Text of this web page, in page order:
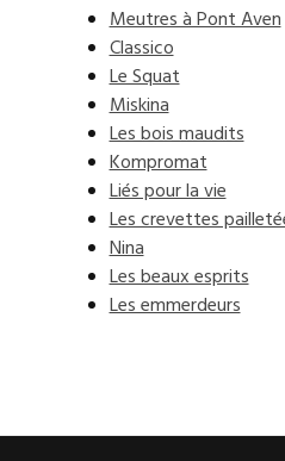
Meutres à Pont Aven
Classico
Le Squat
Miskina
Les bois maudits
Kompromat
Liés pour la vie
Les crevettes
Nina
Les beaux esprits
Les emmerdeurs